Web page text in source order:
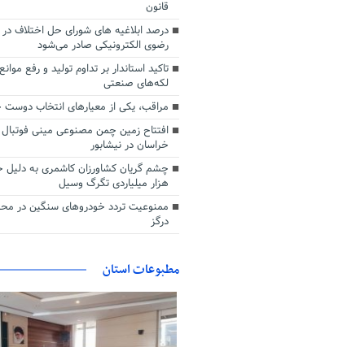
قانون
درصد ابلاغیه های شورای حل اختلاف
رضوی الکترونیکی صادر می‌شود
تاکید استاندار بر تداوم تولید و رفع
لکه‌های صنعتی
مراقب، یکی از معیارهای انتخاب
افتتاح زمین چمن مصنوعی مینی فوتبال
خراسان در نیشابور
هزار میلیاردی تگرگ وسیل
ممنوعیت تردد خودروهای سنگین در
درگز
مطبوعات استان